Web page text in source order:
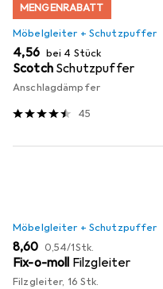
MENGENRABATT
Möbelgleiter + Schutzpuffer
EUR
4,56 bei 4 Stück
Scotch Schutzpuffer
Anschlagdämpfer
45
Möbelgleiter + Schutzpuffer
EUR
8,60 EUR
0,54/1Stk.
Fix-o-moll Filzgleiter
Filzgleiter, 16 Stk.